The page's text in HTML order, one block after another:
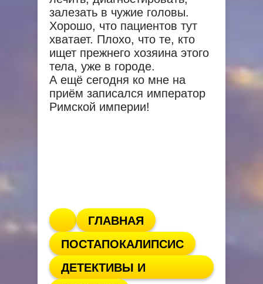
залезать в чужие головы.
Хорошо, что пациентов тут
хватает. Плохо, что те, кто
ищет прежнего хозяина этого
тела, уже в городе.
А ещё сегодня ко мне на
приём записался император
Римской империи!
ГЛАВНАЯ
ПОСТАПОКАЛИПСИС
ДЕТЕКТИВЫ И